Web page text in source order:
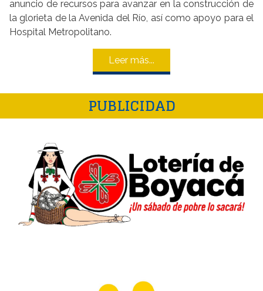
anuncio de recursos para avanzar en la construcción de
la glorieta de la Avenida del Río, así como apoyo para el
Hospital Metropolitano.
Leer más...
PUBLICIDAD